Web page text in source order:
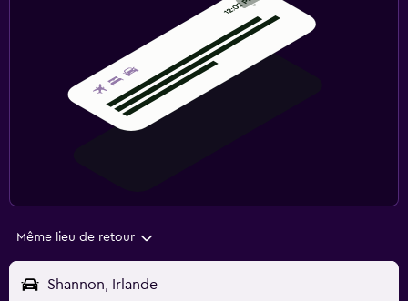
Même lieu de retour
Shannon, Irlande